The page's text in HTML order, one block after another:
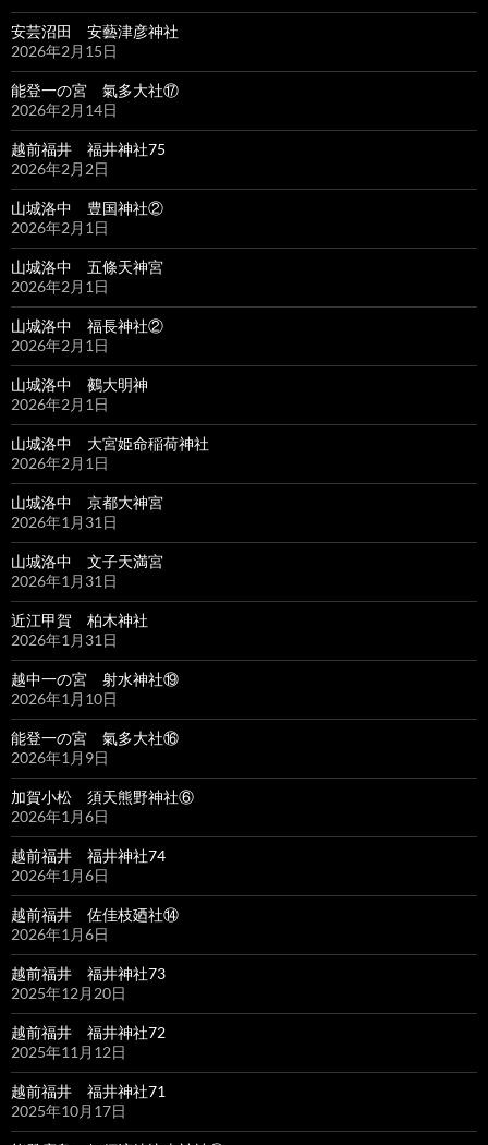
安芸沼田 安藝津彦神社
2026年2月15日
能登一の宮 氣多大社⑰
2026年2月14日
越前福井 福井神社75
2026年2月2日
山城洛中 豊国神社②
2026年2月1日
山城洛中 五條天神宮
2026年2月1日
山城洛中 福長神社②
2026年2月1日
山城洛中 鵺大明神
2026年2月1日
山城洛中 大宮姫命稲荷神社
2026年2月1日
山城洛中 京都大神宮
2026年1月31日
山城洛中 文子天満宮
2026年1月31日
近江甲賀 柏木神社
2026年1月31日
越中一の宮 射水神社⑲
2026年1月10日
能登一の宮 氣多大社⑯
2026年1月9日
加賀小松 須天熊野神社⑥
2026年1月6日
越前福井 福井神社74
2026年1月6日
越前福井 佐佳枝廼社⑭
2026年1月6日
越前福井 福井神社73
2025年12月20日
越前福井 福井神社72
2025年11月12日
越前福井 福井神社71
2025年10月17日